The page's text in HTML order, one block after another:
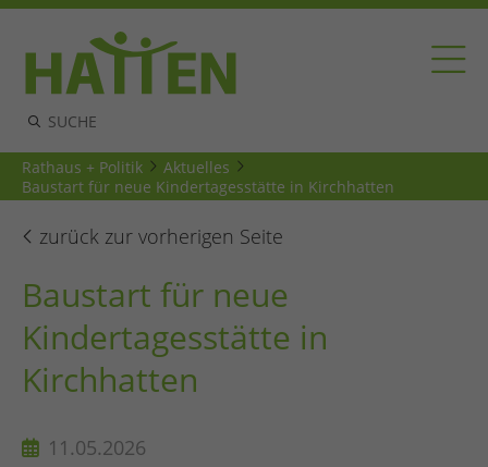
Rathaus + Politik
Aktuelles
Baustart für neue Kindertagesstätte in Kirchhatten
zurück zur vorherigen Seite
Baustart für neue
Kindertagesstätte in
Kirchhatten
11.05.2026